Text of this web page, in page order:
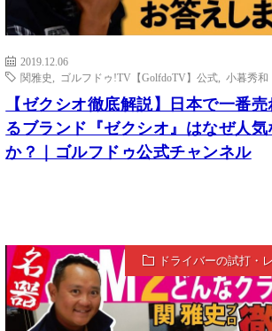
2019.12.06
関雅史
ゴルフドゥ!TV【GolfdoTV】公式 ,小暮秀和
【ゼクシオ徹底解説】日本で一番売
るブランド『ゼクシオ』はなぜ人気
か？｜ゴルフドゥ公式チャンネル
ドライバーの試打・